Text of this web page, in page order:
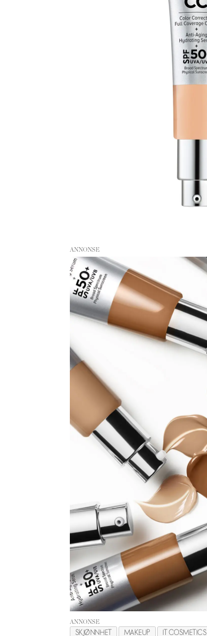
ANNONSE
ANNONSE
SKJØNNHET MAKEUP IT COSMETICS